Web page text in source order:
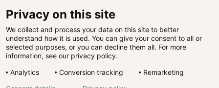
Disclaimer
Rechtliches
Datenschutz
Privacy on this site
We collect and process your data on this site to better
understand how it is used. You can give your consent to all or
selected purposes, or you can decline them all. For more
information, see our privacy policy.
Analytics
Conversion tracking
Remarketing